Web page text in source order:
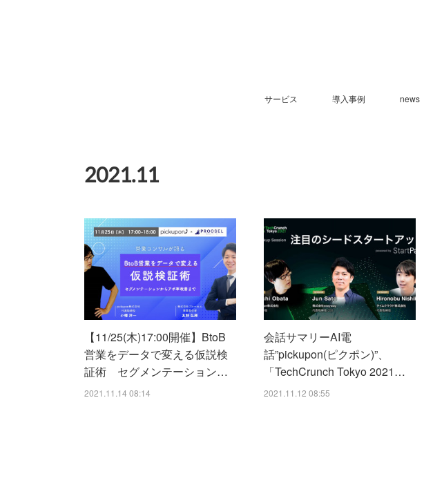
サービス 導入事例 news
2021.11
【11/25(木)17:00開催】BtoB
営業をデータで変える仮説検
証術 セグメンテーション…
2021.11.14 08:14
会話サマリーAI電
話”pickupon(ピクポン)”、
「TechCrunch Tokyo 2021…
2021.11.12 08:55